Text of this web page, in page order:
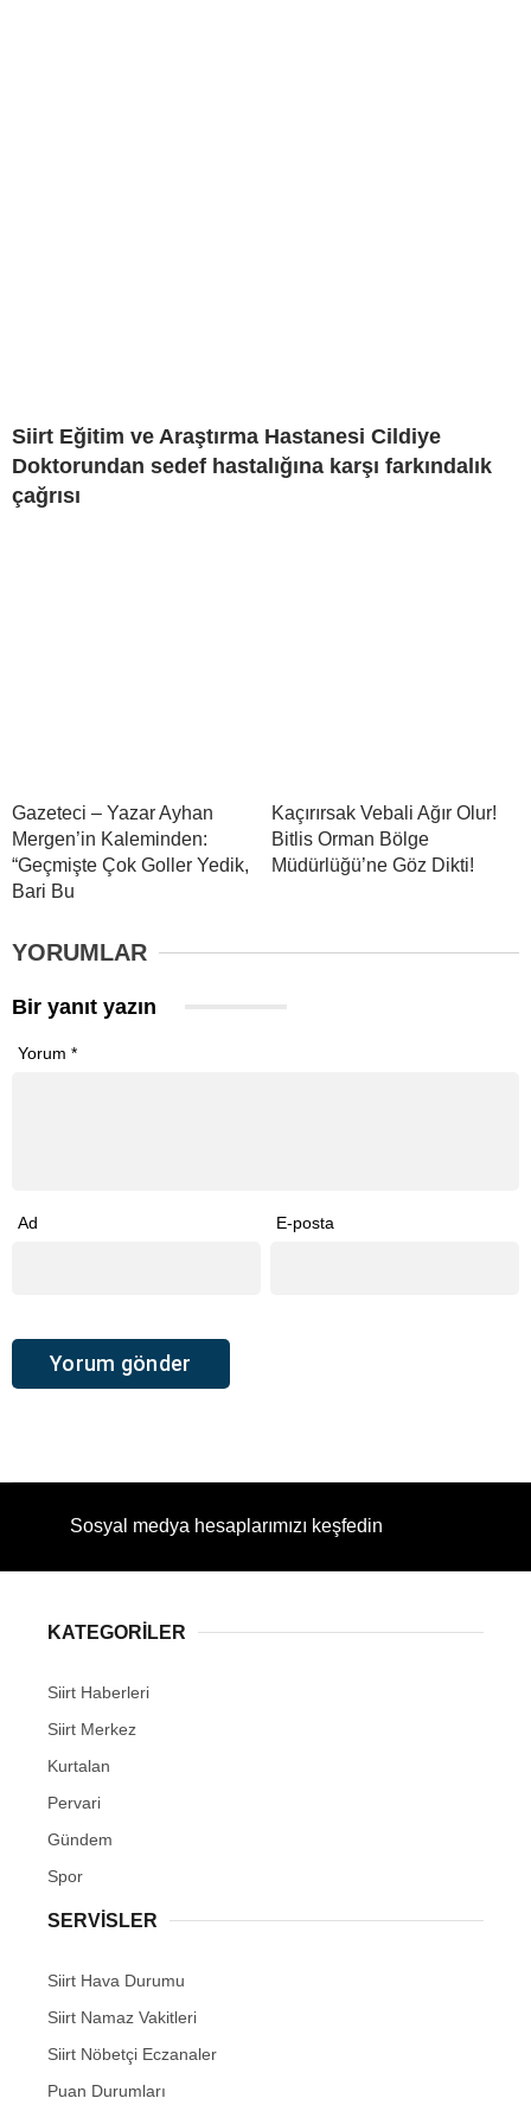
Siirt Eğitim ve Araştırma Hastanesi Cildiye
Doktorundan sedef hastalığına karşı farkındalık
çağrısı
Gazeteci – Yazar Ayhan
Mergen’in Kaleminden:
“Geçmişte Çok Goller Yedik,
Bari Bu
Kaçırırsak Vebali Ağır Olur!
Bitlis Orman Bölge
Müdürlüğü’ne Göz Dikti!
YORUMLAR
Bir yanıt yazın
Yorum *
Ad E-posta
Sosyal medya hesaplarımızı keşfedin
KATEGORİLER
Siirt Haberleri
Siirt Merkez
Kurtalan
Pervari
Gündem
Spor
SERVİSLER
Siirt Hava Durumu
Siirt Namaz Vakitleri
Siirt Nöbetçi Eczanaler
Puan Durumları